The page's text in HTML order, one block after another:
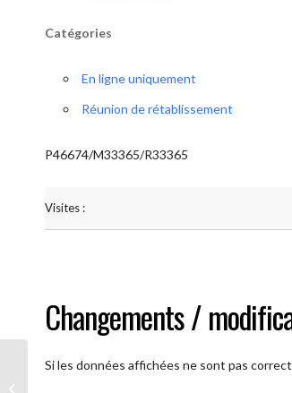
Catégories
En ligne uniquement
Réunion de rétablissement
P46674/M33365/R33365
Visites :
Changements /
Si les données affichées ne sont pas